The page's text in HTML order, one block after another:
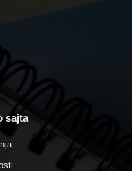
sajta